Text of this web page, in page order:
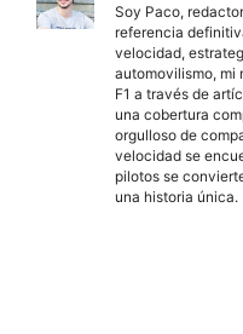
Soy Paco,
referencia
velocidad,
automovilismo, mi
F1 a través de
una cobertura
orgulloso de
velocidad se
pilotos se
una historia única.